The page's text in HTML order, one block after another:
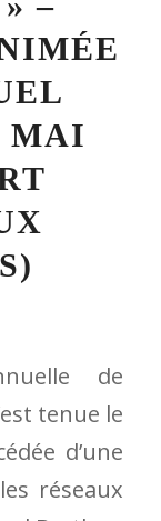
de
tenue le
d’une
réseaux
Barthe.
est
La veille
en